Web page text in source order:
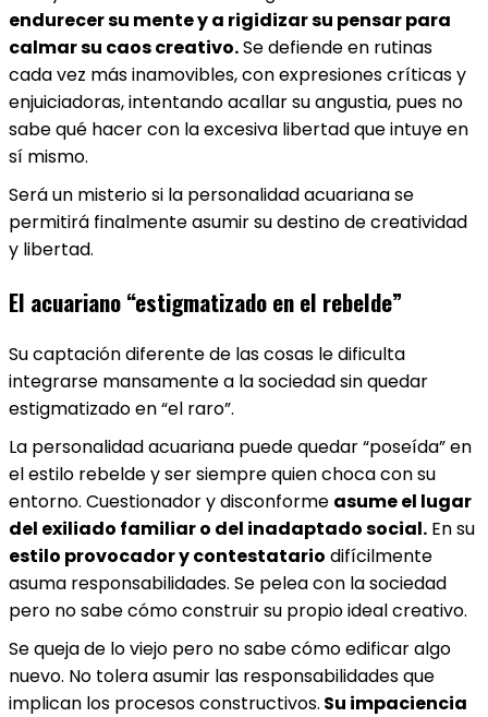
endurecer su mente y a rigidizar su pensar para
calmar su caos creativo.Se defiende en rutinas
cada vez más inamovibles, con expresiones críticas y
enjuiciadoras, intentando acallar su angustia, pues no
sabe qué hacer con la excesiva libertad que intuye en
sí mismo.
Será un misterio si la personalidad acuariana se
permitirá finalmente asumir su destino de creatividad
y libertad.
El acuariano “estigmatizado en el rebelde”
Su captación diferente de las cosas le dificulta
integrarse mansamente a la sociedad sin quedar
estigmatizado en “el raro”.
La personalidad acuariana puede quedar “poseída” en
el estilo rebelde y ser siempre quien choca con su
entorno. Cuestionador y disconforme asume el lugar
del exiliado familiar o del inadaptado social. En su
estilo provocador y contestatario difícilmente
asuma responsabilidades. Se pelea con la sociedad
pero no sabe cómo construir su propio ideal creativo.
Se queja de lo viejo pero no sabe cómo edificar algo
nuevo. No tolera asumir las responsabilidades que
implican los procesos constructivos. Su impaciencia